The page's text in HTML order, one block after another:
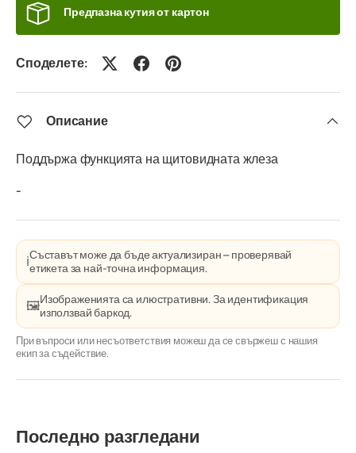
Предпазна кутия от картон
Споделете:
Описание
Поддържа функцията на щитовидната жлеза
-
ℹ️Съставът може да бъде актуализиран – проверявай
етикета за най-точна информация.
🖼️Изображенията са илюстративни. За идентификация
използвай баркод.
При въпроси или несъответствия можеш да се свържеш с нашия
екип за съдействие.
Последно разгледани